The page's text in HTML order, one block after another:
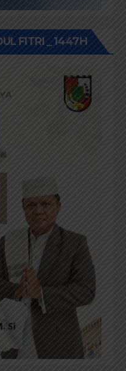
FITRI _ 1447H